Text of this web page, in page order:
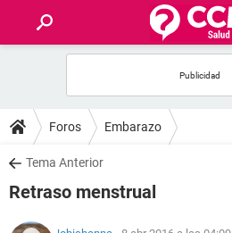
FOROS
SALUD
Foros Embarazo
Tema Anterior
Retraso menstrual